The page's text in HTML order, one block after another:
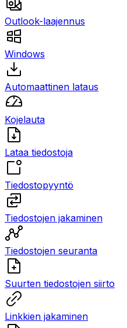
Outlook-laajennus
Windows
Automaattinen lataus
Kojelauta
Lataa tiedostoja
Tiedostopyyntö
Tiedostojen jakaminen
Tiedostojen seuranta
Suurten tiedostojen siirto
Linkkien jakaminen